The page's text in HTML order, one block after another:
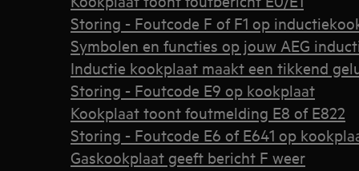
Storing - Foutcode F of F1 op
Symbolen en functies op jouw AEG
Inductie kookplaat maakt een tikkend
Storing - Foutcode E9 op kookplaat
Kookplaat toont foutmelding E8 of E822
Storing - Foutcode E6 of E641 op
Gaskookplaat geeft bericht F weer